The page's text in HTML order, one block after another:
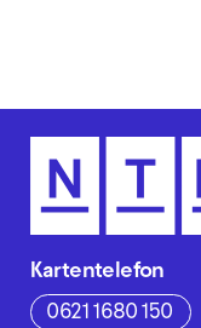
Kartentelefon
0621 1680 150